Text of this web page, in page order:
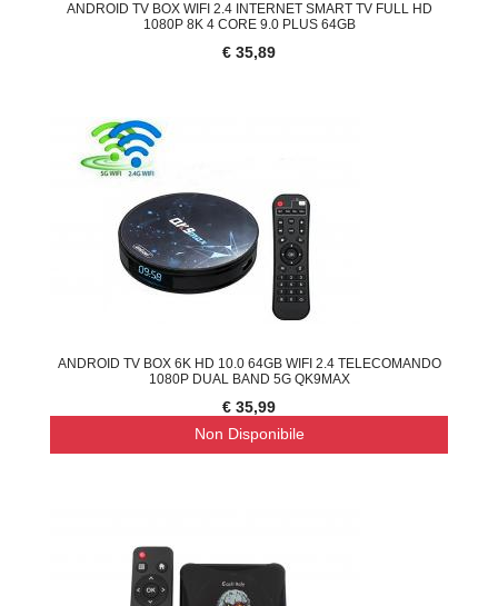
ANDROID TV BOX WIFI 2.4 INTERNET SMART TV FULL HD
1080P 8K 4 CORE 9.0 PLUS 64GB
€ 35,89
ANDROID TV BOX 6K HD 10.0 64GB WIFI 2.4 TELECOMANDO
1080P DUAL BAND 5G QK9MAX
€ 35,99
Non Disponibile